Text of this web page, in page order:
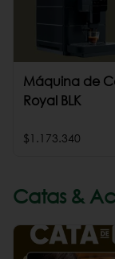
Máquina de
Royal BLK
$1.173.340
Catas &